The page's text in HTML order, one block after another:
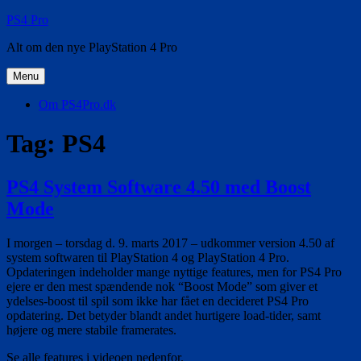
Videre
indhold
PS4 Pro
Alt om den nye PlayStation 4 Pro
Menu
Om PS4Pro.dk
Tag: PS4
PS4 System Software 4.50 med Boost
Mode
I morgen – torsdag d. 9. marts 2017 – udkommer version 4.50 af
system softwaren til PlayStation 4 og PlayStation 4 Pro.
Opdateringen indeholder mange nyttige features, men for PS4 Pro
ejere er den mest spændende nok “Boost Mode” som giver et
ydelses-boost til spil som ikke har fået en decideret PS4 Pro
opdatering. Det betyder blandt andet hurtigere load-tider, samt
højere og mere stabile framerates.
Se alle features i videoen nedenfor.